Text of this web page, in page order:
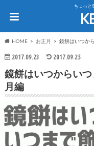
ちょっと
HOME お正月 鏡餅はいつか
2017.09.23 2017.09.25
鏡餅はいつからい
月編